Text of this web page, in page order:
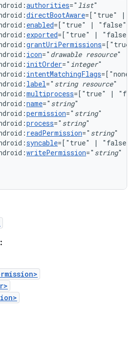
authorities=" list
directBootAware=["true"
|
enabled=["true" |
exported=["true" |
grantUriPermissions=["true"
icon=" drawable resource
initOrder=" integer
intentMatchingFlags=["none"
label=" string resource
multiprocess=["true"
|
name=" string
permission=" string
process=" string
readPermission=" string
syncable=["true" |
writePermission=" string"